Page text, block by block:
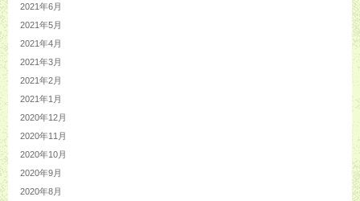
2021年6月
2021年5月
2021年4月
2021年3月
2021年2月
2021年1月
2020年12月
2020年11月
2020年10月
2020年9月
2020年8月